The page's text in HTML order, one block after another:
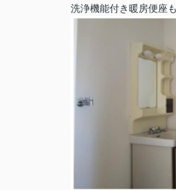
洗浄機能付き暖房便座